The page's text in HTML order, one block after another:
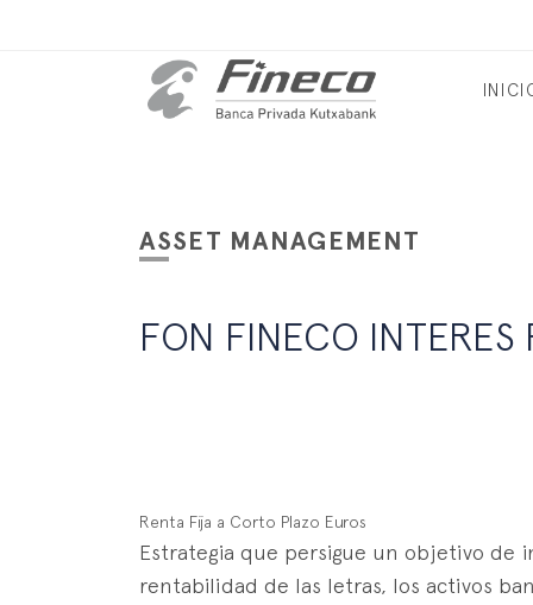
ASSET MANAGEMENT
FON FINECO
Renta Fija a Corto Plazo Euros
Estrategia que persigue un objetivo de
rentabilidad de las letras, los activos